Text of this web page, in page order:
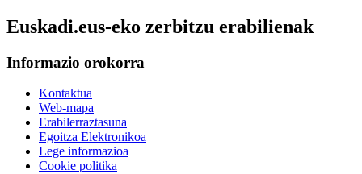
Euskadi.eus-eko zerbitzu erabilienak
Informazio orokorra
Kontaktua
Web-mapa
Erabilerraztasuna
Egoitza Elektronikoa
Lege informazioa
Cookie politika